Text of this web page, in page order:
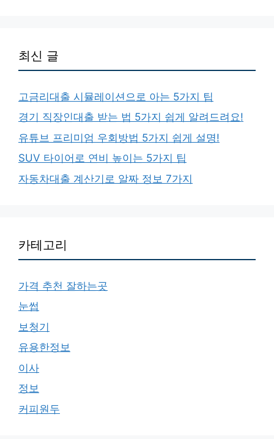
최신 글
고금리대출 시뮬레이션으로 아는 5가지 팁
경기 직장인대출 받는 법 5가지 쉽게 알려드려요!
유튜브 프리미엄 우회방법 5가지 쉽게 설명!
SUV 타이어로 연비 높이는 5가지 팁
자동차대출 계산기로 알짜 정보 7가지
카테고리
가격 추천 잘하는곳
눈썹
보청기
유용한정보
이사
정보
커피원두